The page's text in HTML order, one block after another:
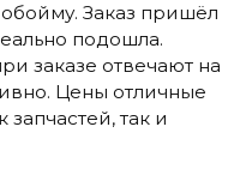
Заказ пришёл
подошла.
заказе отвечают на
Цены отличные
так и